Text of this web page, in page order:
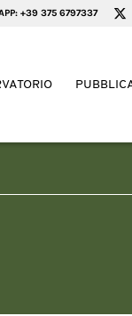
+39 375 6797337